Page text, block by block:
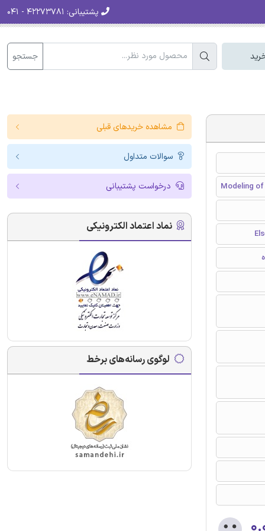
پشتیبانی:
جستجو
Modeling
مشاهده خریدهای قبلی
سوالات متداول
درخواست پشتیبانی
نماد اعتماد الکترونیکی
لوگوی رسانه‌های برخط